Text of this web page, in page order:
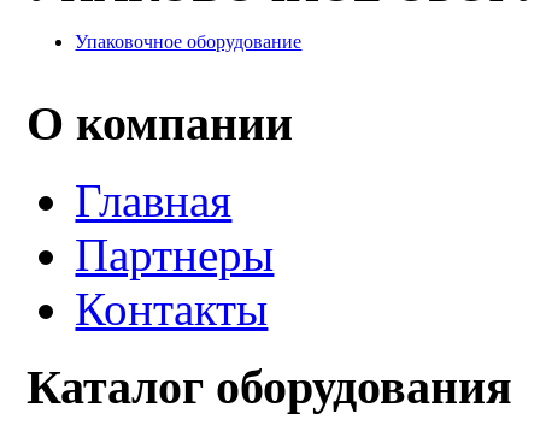
Упаковочное оборудование
О компании
Главная
Партнеры
Контакты
Каталог оборудования